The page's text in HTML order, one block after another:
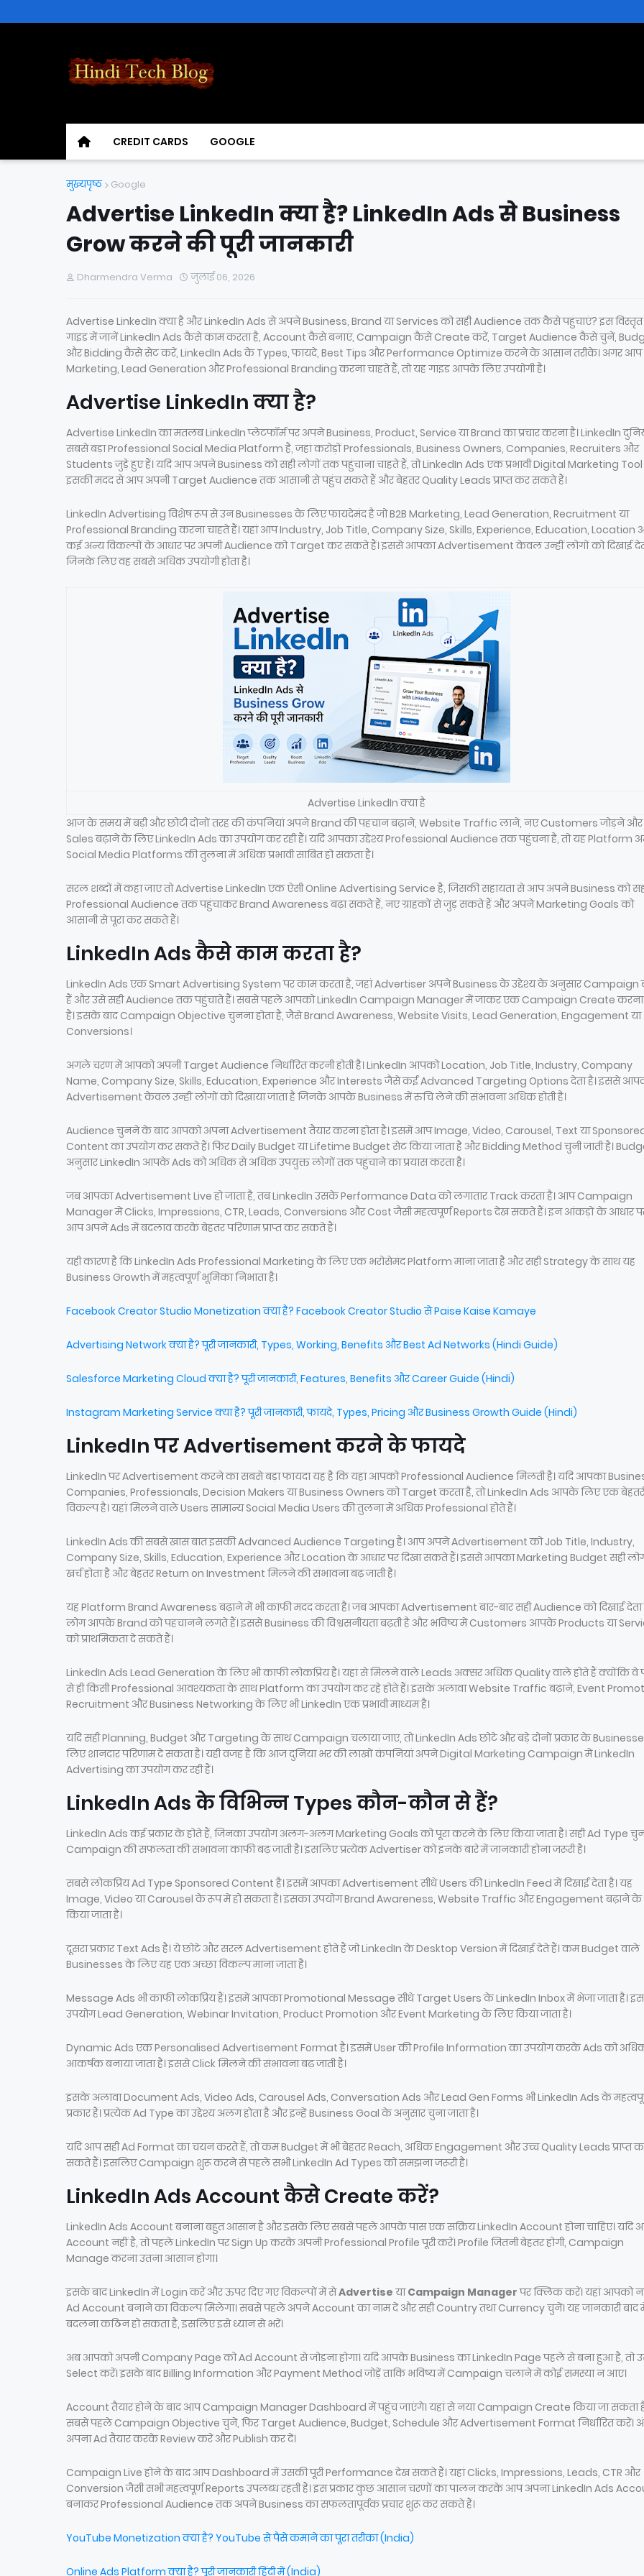
CREDIT CARDS GOOGLE
मुख्यपृष्ठ Google
Advertise LinkedIn क्या है? LinkedIn Ads से Business
Grow करने की पूरी जानकारी
Dharmendra Verma जुलाई 06, 2026
Advertise LinkedIn क्या है और LinkedIn Ads से अपने Business, Brand या Services को सही Audience तक कैसे पहुंचाएं? इस विस्तृत
गाइड में जानें LinkedIn Ads कैसे काम करता है, Account कैसे बनाएं, Campaign कैसे Create करें, Target Audience कैसे चुनें,
और Bidding कैसे सेट करें, LinkedIn Ads के Types, फायदे, Best Tips और Performance Optimize करने के आसान तरीके। अगर आप
Marketing, Lead Generation और Professional Branding करना चाहते हैं, तो यह गाइड आपके लिए उपयोगी है।
Advertise LinkedIn क्या है?
Advertise LinkedIn का मतलब LinkedIn प्लेटफॉर्म पर अपने Business, Product, Service या Brand का प्रचार करना है। LinkedIn
सबसे बड़ा Professional Social Media Platform है, जहां करोड़ों Professionals, Business Owners, Companies, Recruiters और
Students जुड़े हुए हैं। यदि आप अपने Business को सही लोगों तक पहुंचाना चाहते हैं, तो LinkedIn Ads एक प्रभावी Digital Marketing Tool
इसकी मदद से आप अपनी Target Audience तक आसानी से पहुंच सकते हैं और बेहतर Quality Leads प्राप्त कर सकते हैं।
LinkedIn Advertising विशेष रूप से उन Businesses के लिए फायदेमंद है जो B2B Marketing, Lead Generation, Recruitment या
Professional Branding करना चाहते हैं। यहां आप Industry, Job Title, Company Size, Skills, Experience, Education, Location
कई अन्य विकल्पों के आधार पर अपनी Audience को Target कर सकते हैं। इससे आपका Advertisement केवल उन्हीं लोगों को दिखाई
जिनके लिए वह सबसे अधिक उपयोगी होता है।
Advertise LinkedIn क्या है
आज के समय में बड़ी और छोटी दोनों तरह की कंपनियां अपने Brand की पहचान बढ़ाने, Website Traffic लाने, नए Customers जोड़ने और
Sales बढ़ाने के लिए LinkedIn Ads का उपयोग कर रही हैं। यदि आपका उद्देश्य Professional Audience तक पहुंचना है, तो यह Platform
Social Media Platforms की तुलना में अधिक प्रभावी साबित हो सकता है।
सरल शब्दों में कहा जाए तो Advertise LinkedIn एक ऐसी Online Advertising Service है, जिसकी सहायता से आप अपने Business को
Professional Audience तक पहुंचाकर Brand Awareness बढ़ा सकते हैं, नए ग्राहकों से जुड़ सकते हैं और अपने Marketing Goals को
आसानी से पूरा कर सकते हैं।
LinkedIn Ads कैसे काम करता है?
LinkedIn Ads एक Smart Advertising System पर काम करता है, जहां Advertiser अपने Business के उद्देश्य के अनुसार Campaign
हैं और उसे सही Audience तक पहुंचाते हैं। सबसे पहले आपको LinkedIn Campaign Manager में जाकर एक Campaign Create करना
है। इसके बाद Campaign Objective चुनना होता है, जैसे Brand Awareness, Website Visits, Lead Generation, Engagement या
Conversions।
अगले चरण में आपको अपनी Target Audience निर्धारित करनी होती है। LinkedIn आपको Location, Job Title, Industry, Company
Name, Company Size, Skills, Education, Experience और Interests जैसे कई Advanced Targeting Options देता है। इससे
Advertisement केवल उन्हीं लोगों को दिखाया जाता है जिनके आपके Business में रुचि लेने की संभावना अधिक होती है।
Audience चुनने के बाद आपको अपना Advertisement तैयार करना होता है। इसमें आप Image, Video, Carousel, Text या
Content का उपयोग कर सकते हैं। फिर Daily Budget या Lifetime Budget सेट किया जाता है और Bidding Method चुनी जाती है।
अनुसार LinkedIn आपके Ads को अधिक से अधिक उपयुक्त लोगों तक पहुंचाने का प्रयास करता है।
जब आपका Advertisement Live हो जाता है, तब LinkedIn उसके Performance Data को लगातार Track करता है। आप Campaign
Manager में Clicks, Impressions, CTR, Leads, Conversions और Cost जैसी महत्वपूर्ण Reports देख सकते हैं। इन आंकड़ों के आधार
आप अपने Ads में बदलाव करके बेहतर परिणाम प्राप्त कर सकते हैं।
यही कारण है कि LinkedIn Ads Professional Marketing के लिए एक भरोसेमंद Platform माना जाता है और सही Strategy के साथ यह
Business Growth में महत्वपूर्ण भूमिका निभाता है।
Facebook Creator Studio Monetization क्या है? Facebook Creator Studio से Paise Kaise Kamaye
Advertising Network क्या है? पूरी जानकारी, Types, Working, Benefits और Best Ad Networks (Hindi Guide)
Salesforce Marketing Cloud क्या है? पूरी जानकारी, Features, Benefits और Career Guide (Hindi)
Instagram Marketing Service क्या है? पूरी जानकारी, फायदे, Types, Pricing और Business Growth Guide (Hindi)
LinkedIn पर Advertisement करने के फायदे
LinkedIn पर Advertisement करने का सबसे बड़ा फायदा यह है कि यहां आपको Professional Audience मिलती है। यदि आपका
Companies, Professionals, Decision Makers या Business Owners को Target करता है, तो LinkedIn Ads आपके लिए एक
विकल्प है। यहां मिलने वाले Users सामान्य Social Media Users की तुलना में अधिक Professional होते हैं।
LinkedIn Ads की सबसे खास बात इसकी Advanced Audience Targeting है। आप अपने Advertisement को Job Title, Industry,
Company Size, Skills, Education, Experience और Location के आधार पर दिखा सकते हैं। इससे आपका Marketing Budget सही
खर्च होता है और बेहतर Return on Investment मिलने की संभावना बढ़ जाती है।
यह Platform Brand Awareness बढ़ाने में भी काफी मदद करता है। जब आपका Advertisement बार-बार सही Audience को दिखाई देता
लोग आपके Brand को पहचानने लगते हैं। इससे Business की विश्वसनीयता बढ़ती है और भविष्य में Customers आपके Products या
को प्राथमिकता दे सकते हैं।
LinkedIn Ads Lead Generation के लिए भी काफी लोकप्रिय है। यहां से मिलने वाले Leads अक्सर अधिक Quality वाले होते हैं क्योंकि वे
से ही किसी Professional आवश्यकता के साथ Platform का उपयोग कर रहे होते हैं। इसके अलावा Website Traffic बढ़ाने, Event
Recruitment और Business Networking के लिए भी LinkedIn एक प्रभावी माध्यम है।
यदि सही Planning, Budget और Targeting के साथ Campaign चलाया जाए, तो LinkedIn Ads छोटे और बड़े दोनों प्रकार के
लिए शानदार परिणाम दे सकता है। यही वजह है कि आज दुनिया भर की लाखों कंपनियां अपने Digital Marketing Campaign में LinkedIn
Advertising का उपयोग कर रही हैं।
LinkedIn Ads के विभिन्न Types कौन-कौन से हैं?
LinkedIn Ads कई प्रकार के होते हैं, जिनका उपयोग अलग-अलग Marketing Goals को पूरा करने के लिए किया जाता है। सही Ad Type
Campaign की सफलता की संभावना काफी बढ़ जाती है। इसलिए प्रत्येक Advertiser को इनके बारे में जानकारी होना जरूरी है।
सबसे लोकप्रिय Ad Type Sponsored Content है। इसमें आपका Advertisement सीधे Users की LinkedIn Feed में दिखाई देता है। यह
Image, Video या Carousel के रूप में हो सकता है। इसका उपयोग Brand Awareness, Website Traffic और Engagement बढ़ाने
किया जाता है।
दूसरा प्रकार Text Ads है। ये छोटे और सरल Advertisement होते हैं जो LinkedIn के Desktop Version में दिखाई देते हैं। कम Budget वाले
Businesses के लिए यह एक अच्छा विकल्प माना जाता है।
Message Ads भी काफी लोकप्रिय हैं। इसमें आपका Promotional Message सीधे Target Users के LinkedIn Inbox में भेजा जाता है।
उपयोग Lead Generation, Webinar Invitation, Product Promotion और Event Marketing के लिए किया जाता है।
Dynamic Ads एक Personalised Advertisement Format है। इसमें User की Profile Information का उपयोग करके Ads को
आकर्षक बनाया जाता है। इससे Click मिलने की संभावना बढ़ जाती है।
इसके अलावा Document Ads, Video Ads, Carousel Ads, Conversation Ads और Lead Gen Forms भी LinkedIn Ads के
प्रकार हैं। प्रत्येक Ad Type का उद्देश्य अलग होता है और इन्हें Business Goal के अनुसार चुना जाता है।
यदि आप सही Ad Format का चयन करते हैं, तो कम Budget में भी बेहतर Reach, अधिक Engagement और उच्च Quality Leads प्राप्त
सकते हैं। इसलिए Campaign शुरू करने से पहले सभी LinkedIn Ad Types को समझना जरूरी है।
LinkedIn Ads Account कैसे Create करें?
LinkedIn Ads Account बनाना बहुत आसान है और इसके लिए सबसे पहले आपके पास एक सक्रिय LinkedIn Account होना चाहिए। यदि
Account नहीं है, तो पहले LinkedIn पर Sign Up करके अपनी Professional Profile पूरी करें। Profile जितनी बेहतर होगी, Campaign
Manage करना उतना आसान होगा।
इसके बाद LinkedIn में Login करें और ऊपर दिए गए विकल्पों में सेAdvertise याCampaign Managerपर क्लिक करें। यहां आपको
Ad Account बनाने का विकल्प मिलेगा। सबसे पहले अपने Account का नाम दें और सही Country तथा Currency चुनें। यह जानकारी बाद
बदलना कठिन हो सकता है, इसलिए इसे ध्यान से भरें।
अब आपको अपनी Company Page को Ad Account से जोड़ना होगा। यदि आपके Business का LinkedIn Page पहले से बना हुआ है, तो
Select करें। इसके बाद Billing Information और Payment Method जोड़ें ताकि भविष्य में Campaign चलाने में कोई समस्या न आए।
Account तैयार होने के बाद आप Campaign Manager Dashboard में पहुंच जाएंगे। यहां से नया Campaign Create किया जा सकता
सबसे पहले Campaign Objective चुनें, फिर Target Audience, Budget, Schedule और Advertisement Format निर्धारित करें।
अपना Ad तैयार करके Review करें और Publish कर दें।
Campaign Live होने के बाद आप Dashboard में उसकी पूरी Performance देख सकते हैं। यहां Clicks, Impressions, Leads, CTR और
Conversion जैसी सभी महत्वपूर्ण Reports उपलब्ध रहती हैं। इस प्रकार कुछ आसान चरणों का पालन करके आप अपना LinkedIn Ads
बनाकर Professional Audience तक अपने Business का सफलतापूर्वक प्रचार शुरू कर सकते हैं।
YouTube Monetization क्या है? YouTube से पैसे कमाने का पूरा तरीका (India)
Online Ads Platform क्या है? पूरी जानकारी हिंदी में (India)